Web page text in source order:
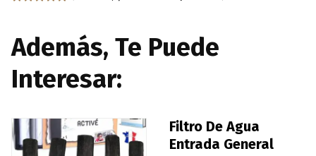
Además, Te Puede
Interesar:
Filtro De Agua
Entrada General